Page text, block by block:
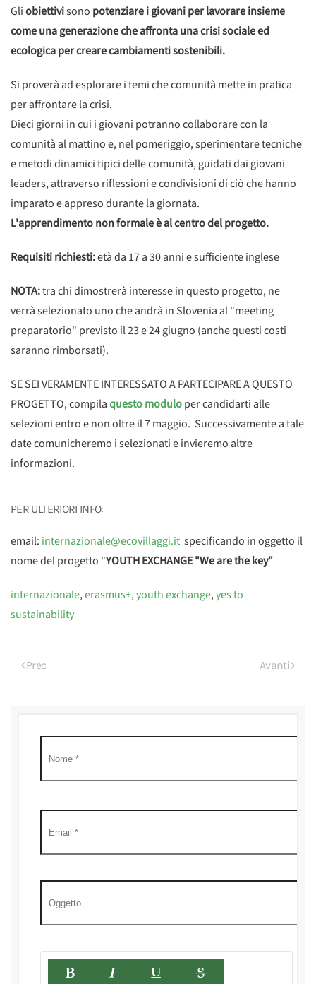
Gliobiettivisono potenziare i giovani per lavorare insieme
come una generazione che affronta una crisi sociale ed
ecologica per creare cambiamenti sostenibili.
Si proverà ad esplorare i temi che comunità mette in pratica
per affrontare la crisi.
Dieci giorni in cui i giovani potranno collaborare con la
comunità al mattino e, nel pomeriggio, sperimentare tecniche
e metodi dinamici tipici delle comunità, guidati dai giovani
leaders, attraverso riflessioni e condivisioni di ciò che hanno
imparato e appreso durante la giornata.
L'apprendimento non formale è al centro del progetto.
Requisiti richiesti:età da 17 a 30 anni e sufficiente inglese
NOTA:tra chi dimostrerà interesse in questo progetto, ne
verrà selezionato uno che andrà in Slovenia al "meeting
preparatorio" previsto il 23 e 24 giugno (anche questi costi
saranno rimborsati).
SE SEI VERAMENTE INTERESSATO A PARTECIPARE A QUESTO
PROGETTO, compilaquesto moduloper candidarti alle
selezioni entro e non oltre il 7 maggio. Successivamente a tale
date comunicheremo i selezionati e invieremo altre
informazioni.
PER ULTERIORI INFO:
email: internazionale@ecovillaggi.it specificando in oggetto il
nome del progetto "YOUTH EXCHANGE "We are the key"
internazionale,erasmus+,youth exchange,yes to
sustainability
Prec Avanti